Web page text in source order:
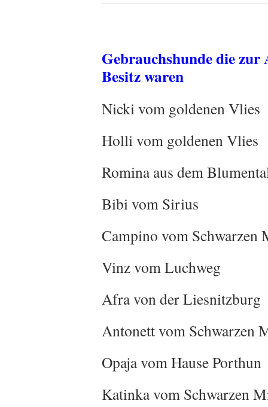
Gebrauchshunde die
Besitz waren
Nicki vom goldenen
Holli vom
Romina aus dem
Bibi vom
Campino vom
Vinz vom
Afra von der
Antonett vom
Opaja vom Hause
Katinka vom